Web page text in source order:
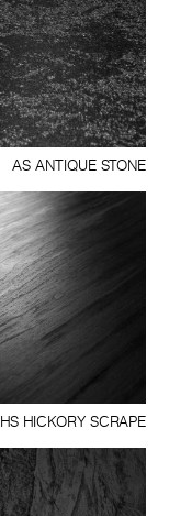
AS ANTIQUE STONE
HS HICKORY SCRAPE